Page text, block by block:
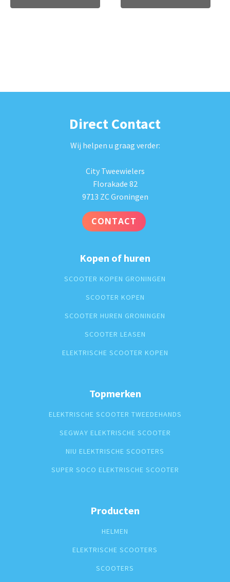
Direct Contact
Wij helpen u graag verder:
City Tweewielers
Florakade 82
9713 ZC Groningen
CONTACT
Kopen of huren
SCOOTER KOPEN GRONINGEN
SCOOTER KOPEN
SCOOTER HUREN GRONINGEN
SCOOTER LEASEN
ELEKTRISCHE SCOOTER KOPEN
Topmerken
ELEKTRISCHE SCOOTER TWEEDEHANDS
SEGWAY ELEKTRISCHE SCOOTER
NIU ELEKTRISCHE SCOOTERS
SUPER SOCO ELEKTRISCHE SCOOTER
Producten
HELMEN
ELEKTRISCHE SCOOTERS
SCOOTERS